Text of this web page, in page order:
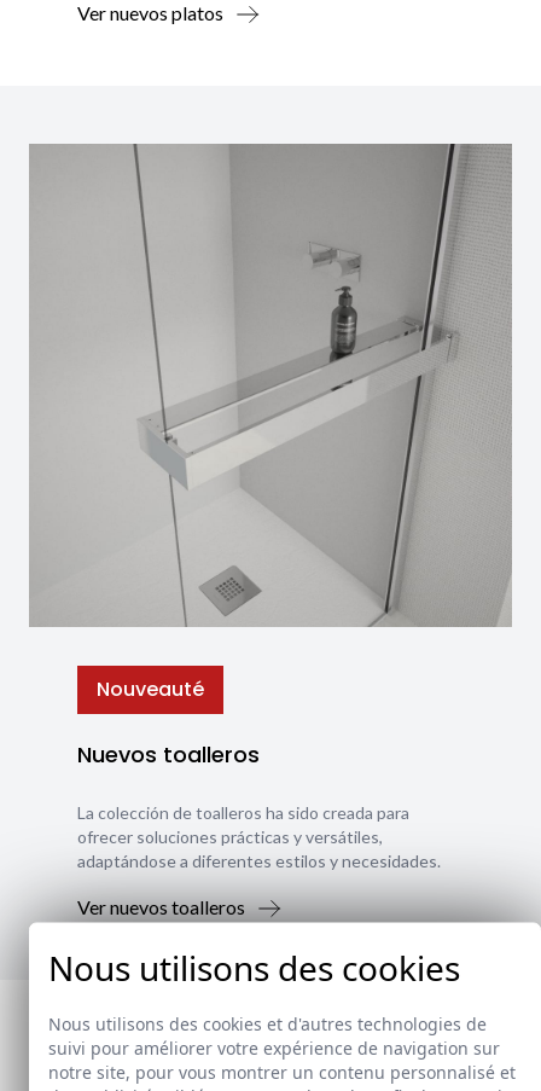
Ver nuevos platos
Nouveauté
Nuevos toalleros
La colección de toalleros ha sido creada para
ofrecer soluciones prácticas y versátiles,
adaptándose a diferentes estilos y necesidades.
Ver nuevos toalleros
Nous utilisons des cookies
Nous utilisons des cookies et d'autres technologies de
suivi pour améliorer votre expérience de navigation sur
notre site, pour vous montrer un contenu personnalisé et